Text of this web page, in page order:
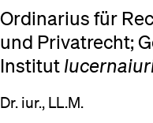
Ordinarius für
und Privatrecht;
Institut
Dr. iur., LL.M.